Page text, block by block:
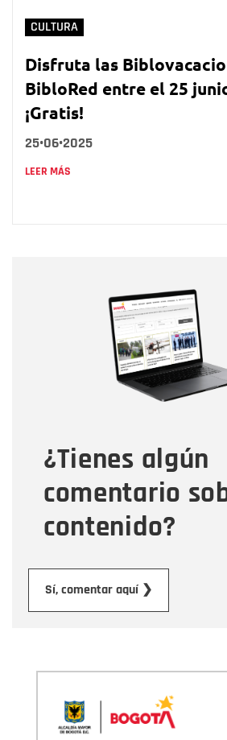
CULTURA
Disfruta las
BibloRed entre el 25
¡Gratis!
25•06•2025
LEER MÁS
¿Tienes algún
comentario
contenido?
Sí, comentar aquí ❯
Correo electrónico
Tipo de comentario
Mensaje